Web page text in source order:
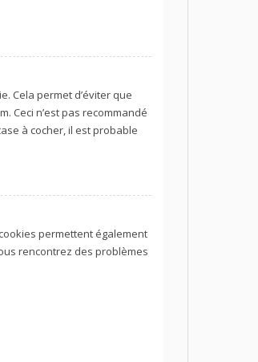
Cela permet d’éviter que
Ceci n’est pas recommandé
à cocher, il est probable
permettent également
rencontrez des problèmes